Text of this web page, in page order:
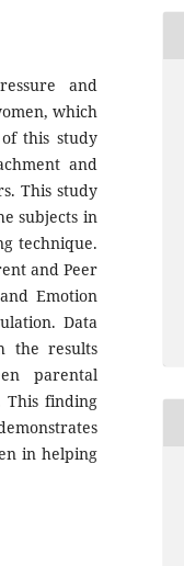
and
which
this study
and
This study
subjects in
technique.
and Peer
Emotion
Data
the results
parental
This finding
in helping